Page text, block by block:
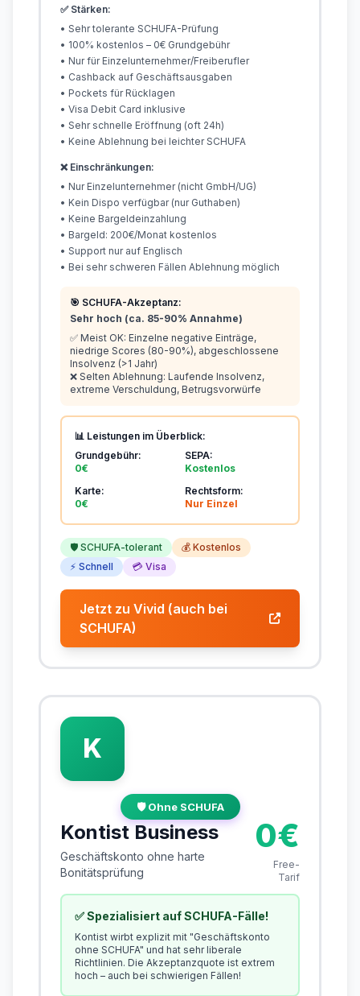
✅ Stärken:
• Sehr tolerante SCHUFA-Prüfung
• 100% kostenlos – 0€ Grundgebühr
• Nur für Einzelunternehmer/Freiberufler
• Cashback auf Geschäftsausgaben
• Pockets für Rücklagen
• Visa Debit Card inklusive
• Sehr schnelle Eröffnung (oft 24h)
• Keine Ablehnung bei leichter SCHUFA
❌ Einschränkungen:
• Nur Einzelunternehmer (nicht GmbH/UG)
• Kein Dispo verfügbar (nur Guthaben)
• Keine Bargeldeinzahlung
• Bargeld: 200€/Monat kostenlos
• Support nur auf Englisch
• Bei sehr schweren Fällen Ablehnung möglich
🎯 SCHUFA-Akzeptanz:
Sehr hoch (ca. 85-90% Annahme)
✅ Meist OK: Einzelne negative Einträge,
niedrige Scores (80-90%), abgeschlossene
Insolvenz (>1 Jahr)
❌ Selten Ablehnung: Laufende Insolvenz,
extreme Verschuldung, Betrugsvorwürfe
📊 Leistungen im Überblick:
Grundgebühr:
0€
SEPA:
Kostenlos
Karte:
0€
Rechtsform:
Nur Einzel
🛡️ SCHUFA-tolerant
💰 Kostenlos
⚡ Schnell
💳 Visa
Jetzt zu Vivid (auch bei
SCHUFA)
K
🛡️ Ohne SCHUFA
Kontist Business
Geschäftskonto ohne harte
Bonitätsprüfung
0€
Free-
Tarif
✅ Spezialisiert auf SCHUFA-Fälle!
Kontist wirbt explizit mit "Geschäftskonto
ohne SCHUFA" und hat sehr liberale
Richtlinien. Die Akzeptanzquote ist extrem
hoch – auch bei schwierigen Fällen!